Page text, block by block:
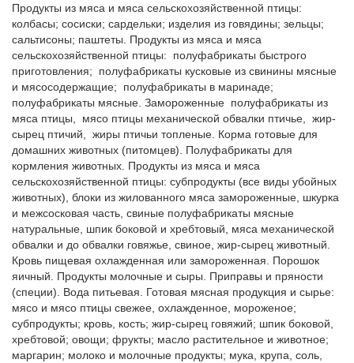
Продукты из мяса и мяса сельскохозяйственной птицы:
колбасы; сосиски; сардельки; изделия из говядины; зельцы;
сальтисоны; паштеты. Продукты из мяса и мяса
сельскохозяйственной птицы:  полуфабрикаты быстрого
приготовления;  полуфабрикаты кусковые из свинины мясные
и мясосодержащие;  полуфабрикаты в маринаде;
полуфабрикаты мясные. Замороженные  полуфабрикаты из
мяса птицы,  мясо птицы механической обвалки птичье,  жир-
сырец птичий,  жиры птичьи топленые. Корма готовые для
домашних животных (питомцев). Полуфабрикаты для
кормления животных. Продукты из мяса и мяса
сельскохозяйственной птицы: субпродукты (все виды убойных
животных), блоки из жилованного мяса замороженные, шкурка
и межсосковая часть, свиные полуфабрикаты мясные
натуральные, шпик боковой и хребтовый, мяса механической
обвалки и до обвалки говяжье, свиное, жир-сырец животный.
Кровь пищевая охлажденная или замороженная. Порошок
яичный. Продукты молочные и сыры. Приправы и пряности
(специи). Вода питьевая. Готовая мясная продукция и сырье:
мясо и мясо птицы свежее, охлажденное, мороженое;
субпродукты; кровь, кость; жир-сырец говяжий; шпик боковой,
хребтовой; овощи; фрукты; масло растительное и животное;
маргарин; молоко и молочные продукты; мука, крупа, соль,